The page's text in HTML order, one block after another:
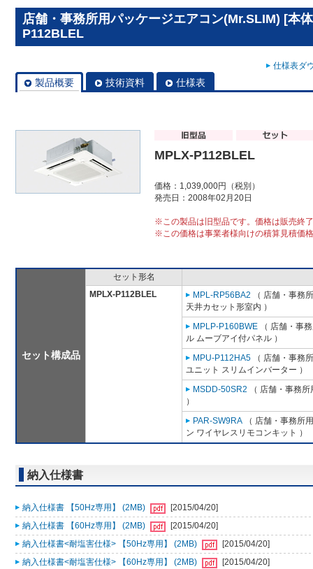
店舗・事務所用パッケージエアコン(Mr.SLIM) [本
P112BLEL
仕様表ダ
製品概要 技術資料 仕様表
MPLX-P112BLEL
価格：1,039,000円（税別）
発売日：2008年02月20日
※この製品は旧型品です。価格は販売終
※この価格は事業者様向けの積算見積価
セット構成品
セット形名
MPLX-P112BLEL
MPL-RP56BA2 （ 店舗・事務
天井カセット形室内 ）
MPLP-P160BWE （ 店舗・事
ル ムーブアイ付パネル ）
MPU-P112HA5 （ 店舗・事務
ユニット スリムインバーター ）
MSDD-50SR2 （ 店舗・事務
）
PAR-SW9RA （ 店舗・事務所
ン ワイヤレスリモコンキット ）
納入仕様書
納入仕様書 【50Hz専用】 (2MB)
[2015/04/20]
納入仕様書 【60Hz専用】 (2MB)
[2015/04/20]
納入仕様書<耐塩害仕様> 【50Hz専用】 (2MB)
[2015/04/20]
納入仕様書<耐塩害仕様> 【60Hz専用】 (2MB)
[2015/04/20]